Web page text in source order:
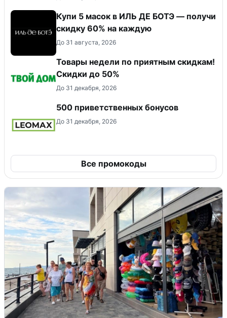
Купи 5 масок в ИЛЬ ДЕ БОТЭ — получи
скидку 60% на каждую
До 31 августа, 2026
Товары недели по приятным скидкам!
Скидки до 50%
До 31 декабря, 2026
500 приветственных бонусов
До 31 декабря, 2026
Все промокоды